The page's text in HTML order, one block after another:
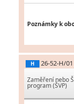
Poznámky k
H 26-52-H/01
Zaměření nebo
program (ŠVP)